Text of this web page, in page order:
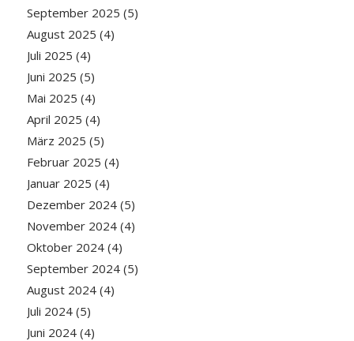
September 2025 (5)
August 2025 (4)
Juli 2025 (4)
Juni 2025 (5)
Mai 2025 (4)
April 2025 (4)
März 2025 (5)
Februar 2025 (4)
Januar 2025 (4)
Dezember 2024(5)
November 2024(4)
Oktober 2024(4)
September 2024(5)
August 2024(4)
Juli 2024(5)
Juni 2024(4)